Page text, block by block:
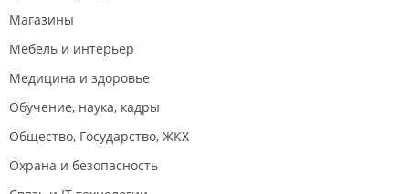
Магазины
Мебель и интерьер
Медицина и здоровье
Обучение, наука, кадры
Общество, Государство, ЖКХ
Охрана и безопасность